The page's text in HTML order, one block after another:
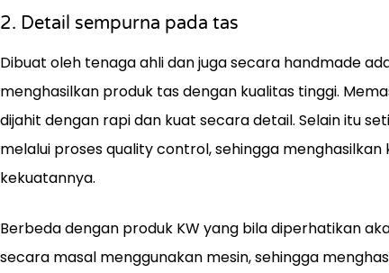
2. Detail sempurna pada tas
Dibuat oleh tenaga ahli dan juga secara handmade
menghasilkan produk tas dengan kualitas tinggi.
dijahit dengan rapi dan kuat secara detail. Selain itu
melalui proses quality control, sehingga
kekuatannya.
Berbeda dengan produk KW yang bila diperhatikan
secara masal menggunakan mesin, sehingga